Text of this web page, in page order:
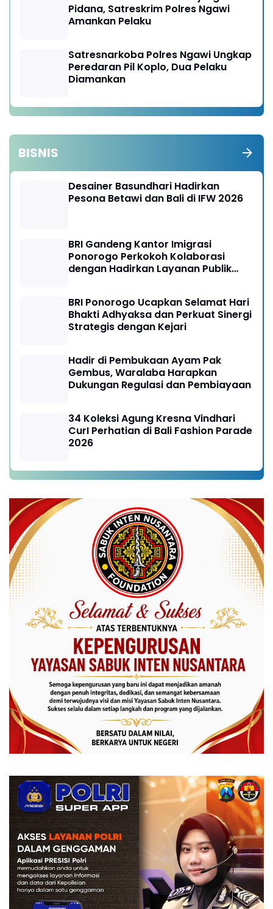
Pidana, Satreskrim Polres Ngawi
Amankan Pelaku
Satresnarkoba Polres Ngawi Ungkap
Peredaran Pil Koplo, Dua Pelaku
Diamankan
BISNIS
Desainer Basundhari Hadirkan
Pesona Betawi dan Bali di IFW 2026
BRI Gandeng Kantor Imigrasi
Ponorogo Perkokoh Kolaborasi
dengan Hadirkan Layanan Publik
BRI Ponorogo Ucapkan Selamat Hari
Bhakti Adhyaksa dan Perkuat Sinergi
Strategis dengan Kejari
Hadir di Pembukaan Ayam Pak
Gembus, Waralaba Harapkan
Dukungan Regulasi dan Pembiayaan
34 Koleksi Agung Kresna Vindhari
CurI Perhatian di Bali Fashion Parade
2026